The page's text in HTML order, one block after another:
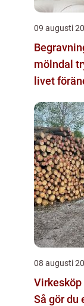
09 augusti
mölndal tryggt stöd när
livet
08 augusti
Så gör du